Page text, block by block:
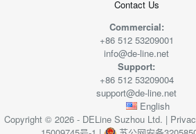
Contact Us
Commercial:
+86 512 53209001
info@de-line.net
Support:
+86 512 53209004
support@de-line.net
English
Copyright © 2026 - DELine Suzhou Ltd. |